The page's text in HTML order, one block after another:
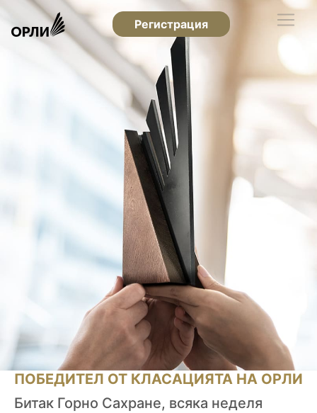
Регистрация
ПОБЕДИТЕЛ ОТ КЛАСАЦИЯТА НА ОРЛИ
Битак Горно Сахране, всяка неделя